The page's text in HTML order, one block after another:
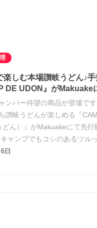
楽しむ本場讃岐うどん♪
DE UDON』がMakuake
ンパー待望の商品が登場で
讃岐うどんが楽しめる『
どん）』がMakuakeにて先行
ャンプでもコシのあるツル
日